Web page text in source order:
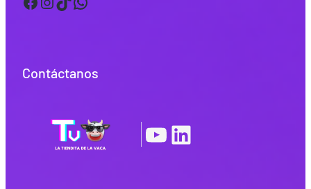
Contáctanos
YouTube LinkedIn